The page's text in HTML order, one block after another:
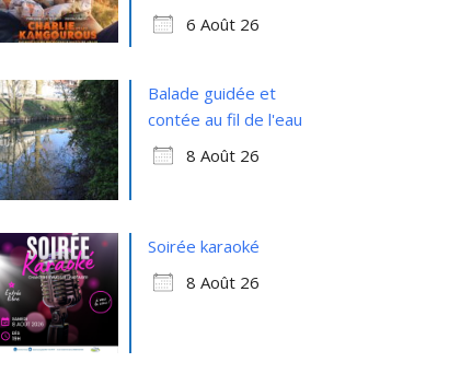
6 Août 26
Balade guidée et
contée au fil de l'eau
8 Août 26
Soirée karaoké
8 Août 26